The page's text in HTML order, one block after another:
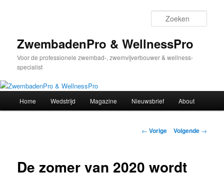
inhoudZwembadenPro & WellnessPro
Voor de professionele zwembad-, zwemvijverbouwer & wellness-
specialist
Home Wedstrijd Magazine Nieuwsbrief About
Bericht
← Vorige Volgende →
De zomer van 2020 wordt